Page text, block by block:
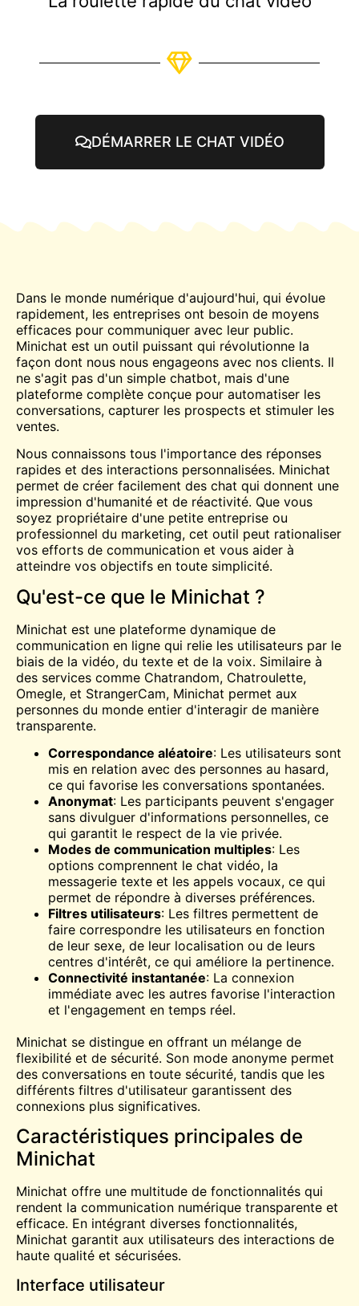
DÉMARRER LE CHAT VIDÉO
Dans le monde numérique d'aujourd'hui, qui évolue
rapidement, les entreprises ont besoin de moyens
efficaces pour communiquer avec leur public.
Minichat est un outil puissant qui révolutionne la
façon dont nous nous engageons avec nos clients. Il
ne s'agit pas d'un simple chatbot, mais d'une
plateforme complète conçue pour automatiser les
conversations, capturer les prospects et stimuler les
ventes.
Nous connaissons tous l'importance des réponses
rapides et des interactions personnalisées. Minichat
permet de créer facilement des chat qui donnent une
impression d'humanité et de réactivité. Que vous
soyez propriétaire d'une petite entreprise ou
professionnel du marketing, cet outil peut rationaliser
vos efforts de communication et vous aider à
atteindre vos objectifs en toute simplicité.
Qu'est-ce que le Minichat ?
Minichat est une plateforme dynamique de
communication en ligne qui relie les utilisateurs par le
biais de la vidéo, du texte et de la voix. Similaire à
des services comme Chatrandom, Chatroulette,
Omegle, et StrangerCam, Minichat permet aux
personnes du monde entier d'interagir de manière
transparente.
Correspondance aléatoire: Les utilisateurs sont
mis en relation avec des personnes au hasard,
ce qui favorise les conversations spontanées.
Anonymat: Les participants peuvent s'engager
sans divulguer d'informations personnelles, ce
qui garantit le respect de la vie privée.
Modes de communication multiples: Les
options comprennent le chat vidéo, la
messagerie texte et les appels vocaux, ce qui
permet de répondre à diverses préférences.
Filtres utilisateurs: Les filtres permettent de
faire correspondre les utilisateurs en fonction
de leur sexe, de leur localisation ou de leurs
centres d'intérêt, ce qui améliore la pertinence.
Connectivité instantanée: La connexion
immédiate avec les autres favorise l'interaction
et l'engagement en temps réel.
Minichat se distingue en offrant un mélange de
flexibilité et de sécurité. Son mode anonyme permet
des conversations en toute sécurité, tandis que les
différents filtres d'utilisateur garantissent des
connexions plus significatives.
Caractéristiques principales de
Minichat
Minichat offre une multitude de fonctionnalités qui
rendent la communication numérique transparente et
efficace. En intégrant diverses fonctionnalités,
Minichat garantit aux utilisateurs des interactions de
haute qualité et sécurisées.
Interface utilisateur